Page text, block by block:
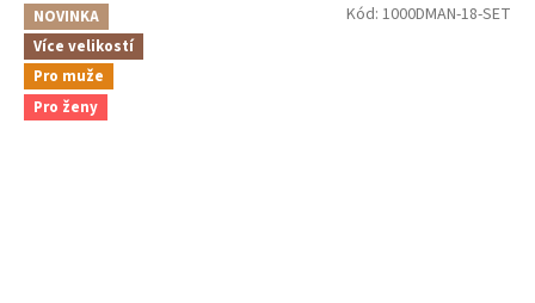
NOVINKA
Více velikostí
Pro muže
Pro ženy
Kód: 1000DMAN-18-SET